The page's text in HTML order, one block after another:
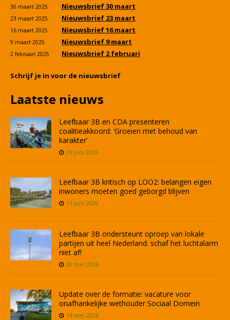
30 maart 2025 Nieuwsbrief 30 maart
23 maart 2025 Nieuwsbrief 23 maart
16 maart 2025 Nieuwsbrief 16 maart
9 maart 2025 Nieuwsbrief 9 maart
2 februari 2025 Nieuwsbrief 2 februari
Schrijf je in voor de nieuwsbrief
Laatste nieuws
Leefbaar 3B en CDA presenteren
coalitieakkoord: ‘Groeien met behoud van
karakter’
26 juni 2026
Leefbaar 3B kritisch op LOO2: belangen eigen
inwoners moeten goed geborgd blijven
11 juni 2026
Leefbaar 3B ondersteunt oproep van lokale
partijen uit heel Nederland: schaf het luchtalarm
niet af!
20 mei 2026
Update over de formatie: vacature voor
onafhankelijke wethouder Sociaal Domein
14 mei 2026